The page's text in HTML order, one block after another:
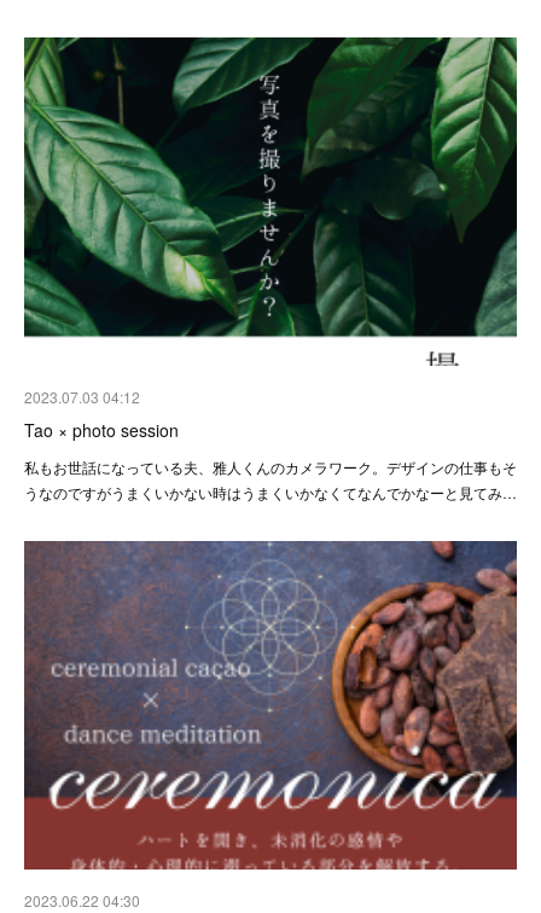
2023.07.03 04:12
Tao × photo session
私もお世話になっている夫、雅人くんのカメラワーク。デザインの仕事もそ
うなのですがうまくいかない時はうまくいかなくてなんでかなーと見てみ…
2023.06.22 04:30